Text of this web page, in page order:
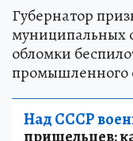
Губернатор
муниципальных
обломки
промышленного
Над СССР
пришельцев: